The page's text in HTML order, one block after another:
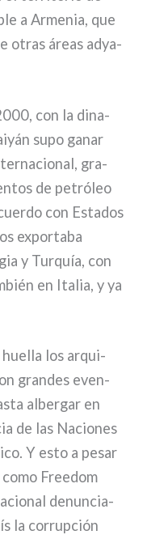
a Armenia, que
otras áreas adya­
con la dina­
supo ganar
gra­
de petró­leo
con Estados
expor­ta­ba
y Turquía, con
en Italia, y ya
huel­la los arqui­
gran­des even­
alber­gar en
de las Naciones
Y esto a pesar
Freedom
denun­cia­
la cor­ru­p­ción